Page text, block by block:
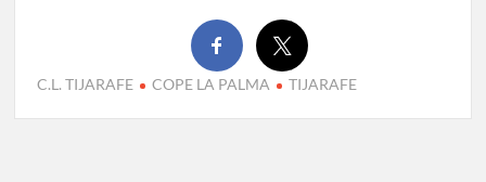
C.L. TIJARAFE COPE LA PALMA TIJARAFE